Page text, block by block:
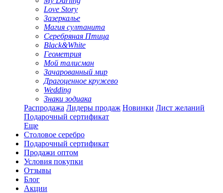
Love Story
Зазеркалье
Магия султанита
Серебряная Птица
Black&White
Геометрия
Мой талисман
Зачарованный мир
Драгоценное кружево
Wedding
Знаки зодиака
Распродажа Лидеры продаж Новинки Лист желаний
Подарочный сертификат
Еще
Столовое серебро
Подарочный сертификат
Продажи оптом
Условия покупки
Отзывы
Блог
Акции